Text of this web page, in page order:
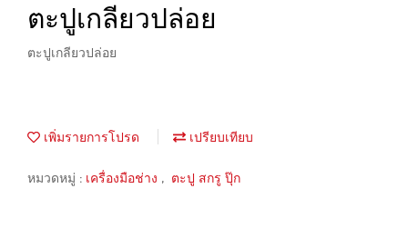
ตะปูเกลียวปล่อย
ตะปูเกลียวปล่อย
เพิ่มรายการโปรด เปรียบเทียบ
หมวดหมู่ : เครื่องมือช่าง , ตะปู สกรู ปุ๊ก